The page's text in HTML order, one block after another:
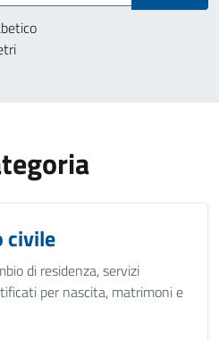
civile
di residenza, servizi
per nascita, matrimoni e